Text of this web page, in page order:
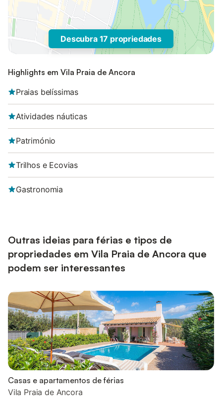
Descubra 17 propriedades
Highlights em Vila Praia de Ancora
Praias belíssimas
Atividades náuticas
Património
Trilhos e Ecovias
Gastronomia
Outras ideias para férias e tipos de
propriedades em Vila Praia de Ancora que
podem ser interessantes
Casas e apartamentos de férias
Vila Praia de Ancora